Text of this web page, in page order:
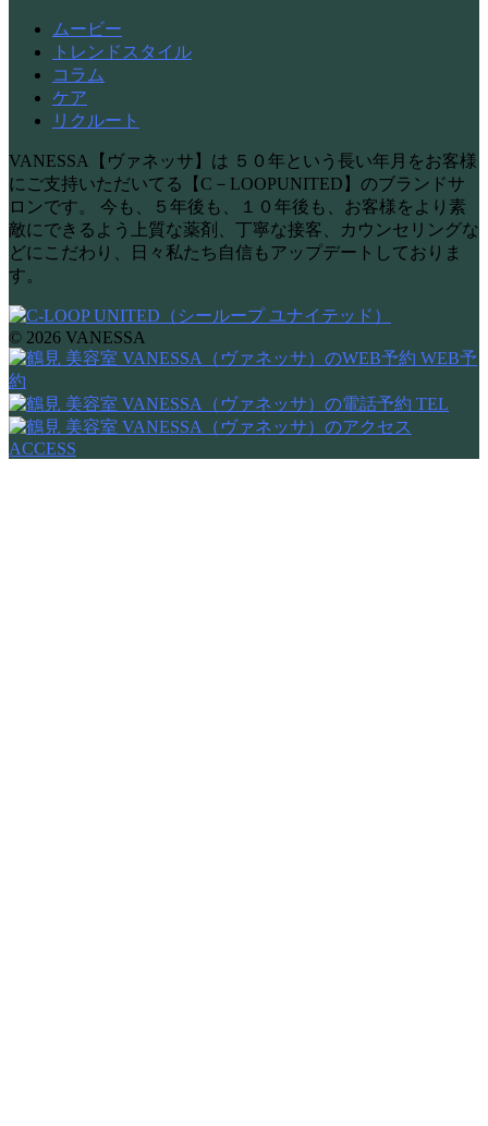
ムービー
トレンドスタイル
コラム
ケア
リクルート
VANESSA【ヴァネッサ】は ５０年という長い年月をお客様
にご支持いただいてる【C－LOOPUNITED】のブランドサ
ロンです。 今も、５年後も、１０年後も、お客様をより素
敵にできるよう上質な薬剤、丁寧な接客、カウンセリングな
どにこだわり、日々私たち自信もアップデートしておりま
す。
© 2026 VANESSA
WEB予
約
TEL
ACCESS